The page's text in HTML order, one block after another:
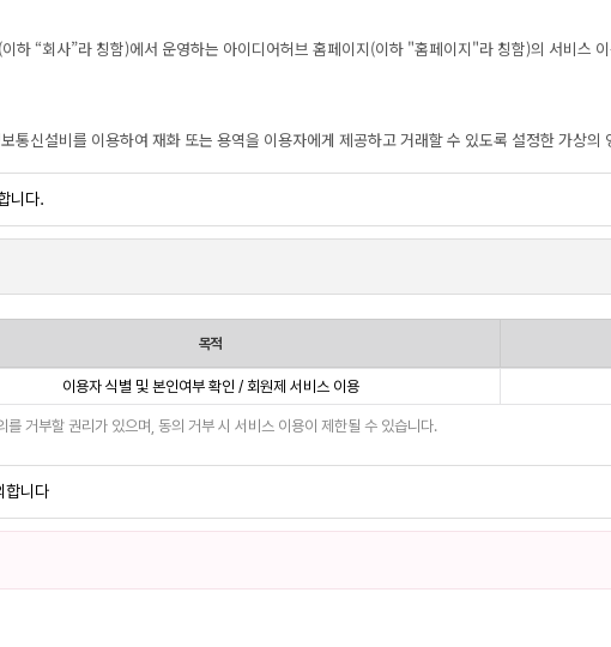
니다.
목적
이용자 식별 및 본인여부 확인 / 회원제 서비스 이용
거부할 권리가 있으며, 동의 거부 시 서비스 이용이 제한될 수 있습니다.
합니다